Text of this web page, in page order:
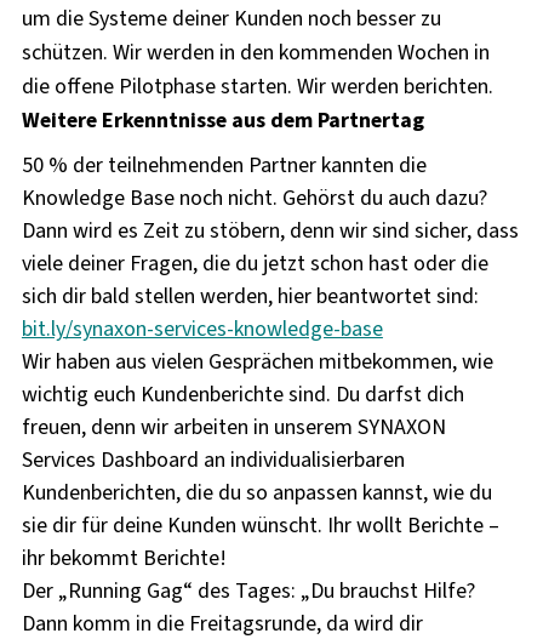
um die Systeme deiner Kunden noch besser zu
schützen. Wir werden in den kommenden Wochen in
die offene Pilotphase starten. Wir werden berichten.
Weitere Erkenntnisse aus dem Partnertag
50 % der teilnehmenden Partner kannten die
Knowledge Base noch nicht. Gehörst du auch dazu?
Dann wird es Zeit zu stöbern, denn wir sind sicher, dass
viele deiner Fragen, die du jetzt schon hast oder die
sich dir bald stellen werden, hier beantwortet sind:
bit.ly/synaxon-services-knowledge-base
Wir haben aus vielen Gesprächen mitbekommen, wie
wichtig euch Kundenberichte sind. Du darfst dich
freuen, denn wir arbeiten in unserem SYNAXON
Services Dashboard an individualisierbaren
Kundenberichten, die du so anpassen kannst, wie du
sie dir für deine Kunden wünscht. Ihr wollt Berichte–
ihr bekommt Berichte!
Der „Running Gag“ des Tages: „Du brauchst Hilfe?
Dann komm in die Freitagsrunde, da wird dir